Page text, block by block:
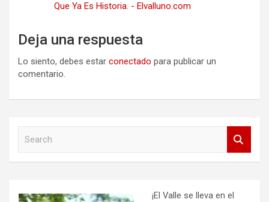
Que Ya Es Historia. - Elvalluno.com
Deja una respuesta
Lo siento, debes estar conectado para publicar un
comentario.
h
¡El Valle se lleva en el